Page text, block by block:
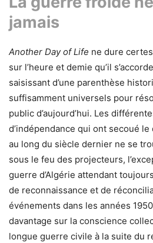
jamais
Another Day of Life ne dure
sur l’heure et demie qu’il
saisissant d’une parenthèse
suffisamment universels pour
public d’aujourd’hui. Les
d’indépendance qui ont secoué
au long du siècle dernier ne se
sous le feu des projecteurs,
guerre d’Algérie attendant
de reconnaissance et de
événements dans les années 1950
davantage sur la conscience
longue guerre civile à la suite du